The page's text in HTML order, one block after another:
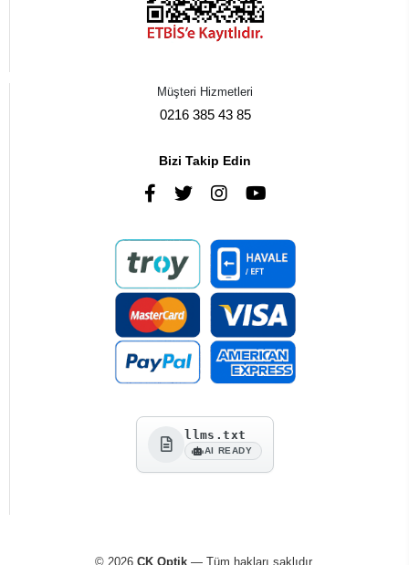
Müşteri Hizmetleri
0216 385 43 85
Bizi Takip Edin
llms.txt
AI READY
© 2026 CK Optik— Tüm hakları saklıdır.